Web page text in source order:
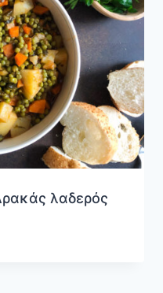
λαδερός